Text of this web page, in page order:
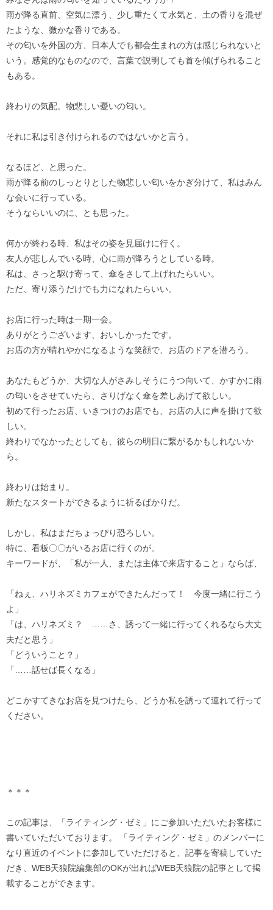
雨が降る直前、空気に漂う、少し重たくて水気と、土の香りを混ぜ
たような、微かな香りである。
その匂いを外国の方、日本人でも都会生まれの方は感じられないと
いう。感覚的なものなので、言葉で説明しても首を傾げられること
もある。
終わりの気配。物悲しい憂いの匂い。
それに私は引き付けられるのではないかと言う。
なるほど、と思った。
雨が降る前のしっとりとした物悲しい匂いをかぎ分けて、私はみん
な会いに行っている。
そうならいいのに、とも思った。
何かが終わる時、私はその姿を見届けに行く。
友人が悲しんでいる時、心に雨が降ろうとしている時。
私は、さっと駆け寄って、傘をさして上げれたらいい。
ただ、寄り添うだけでも力になれたらいい。
お店に行った時は一期一会。
ありがとうございます、おいしかったです。
お店の方が晴れやかになるような笑顔で、お店のドアを潜ろう。
あなたもどうか、大切な人がさみしそうにうつ向いて、かすかに雨
の匂いをさせていたら、さりげなく傘を差しあげて欲しい。
初めて行ったお店、いきつけのお店でも、お店の人に声を掛けて欲
しい。
終わりでなかったとしても、彼らの明日に繋がるかもしれないか
ら。
終わりは始まり。
新たなスタートができるように祈るばかりだ。
しかし、私はまだちょっぴり恐ろしい。
特に、看板〇〇がいるお店に行くのが。
キーワードが、「私が一人、または主体で来店すること」ならば、
「ねぇ、ハリネズミカフェができたんだって！ 今度一緒に行こう
よ」
「は、ハリネズミ？ ……さ、誘って一緒に行ってくれるなら大丈
夫だと思う」
「どういうこと？」
「……話せば長くなる」
どこかすてきなお店を見つけたら、どうか私を誘って連れて行って
ください。
＊＊＊
この記事は、「ライティング・ゼミ」にご参加いただいたお客様に
書いていただいております。 「ライティング・ゼミ」のメンバーに
なり直近のイベントに参加していただけると、記事を寄稿していた
だき、WEB天狼院編集部のOKが出ればWEB天狼院の記事として掲
載することができます。